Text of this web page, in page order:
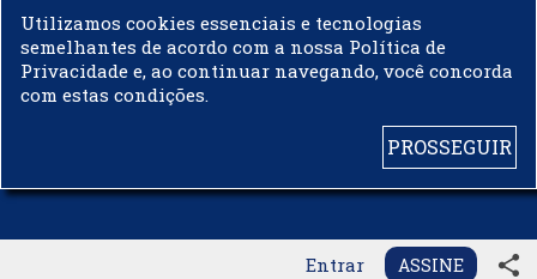
Entrar ASSINE share
Governo adia reunião sobre mistura de
etanol na gasolina
Utilizamos cookies essenciais e tecnologias
semelhantes de acordo com a nossa Política de
Privacidade e, ao continuar navegando, você concorda
com estas condições.
PROSSEGUIR